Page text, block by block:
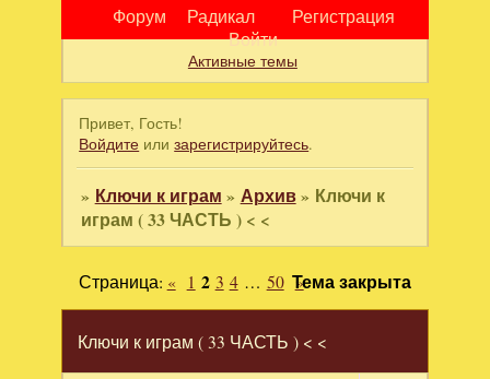
Форум Радикал
Регистрация
Войти
Активные темы
Привет, Гость!
Войдите илизарегистрируйтесь.
» Ключи к играм » Архив» Ключи к
играм ( 33 ЧАСТЬ ) < <
Ключи к играм ( 33 ЧАСТЬ ) < <
Страница: « 1 2 3 4 … 50 »
Тема закрыта